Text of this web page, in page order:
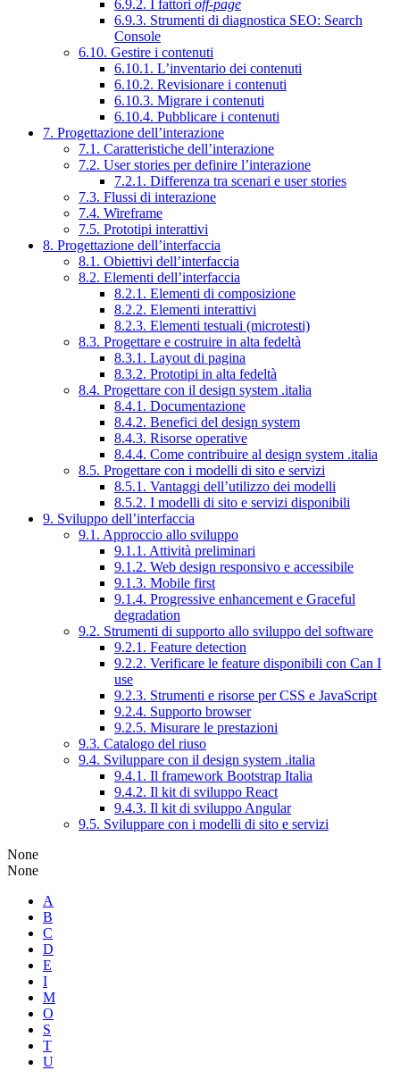
6.9.2. I fattori off-page
6.9.3. Strumenti di diagnostica SEO: Search
Console
6.10. Gestire i contenuti
6.10.1. L’inventario dei contenuti
6.10.2. Revisionare i contenuti
6.10.3. Migrare i contenuti
6.10.4. Pubblicare i contenuti
7. Progettazione dell’interazione
7.1. Caratteristiche dell’interazione
7.2. User stories per definire l’interazione
7.2.1. Differenza tra scenari e user stories
7.3. Flussi di interazione
7.4. Wireframe
7.5. Prototipi interattivi
8. Progettazione dell’interfaccia
8.1. Obiettivi dell’interfaccia
8.2. Elementi dell’interfaccia
8.2.1. Elementi di composizione
8.2.2. Elementi interattivi
8.2.3. Elementi testuali (microtesti)
8.3. Progettare e costruire in alta fedeltà
8.3.1. Layout di pagina
8.3.2. Prototipi in alta fedeltà
8.4. Progettare con il design system .italia
8.4.1. Documentazione
8.4.2. Benefici del design system
8.4.3. Risorse operative
8.4.4. Come contribuire al design system .italia
8.5. Progettare con i modelli di sito e servizi
8.5.1. Vantaggi dell’utilizzo dei modelli
8.5.2. I modelli di sito e servizi disponibili
9. Sviluppo dell’interfaccia
9.1. Approccio allo sviluppo
9.1.1. Attività preliminari
9.1.2. Web design responsivo e accessibile
9.1.3. Mobile first
9.1.4. Progressive enhancement e Graceful
degradation
9.2. Strumenti di supporto allo sviluppo del software
9.2.1. Feature detection
9.2.2. Verificare le feature disponibili con Can I
use
9.2.3. Strumenti e risorse per CSS e JavaScript
9.2.4. Supporto browser
9.2.5. Misurare le prestazioni
9.3. Catalogo del riuso
9.4. Sviluppare con il design system .italia
9.4.1. Il framework Bootstrap Italia
9.4.2. Il kit di sviluppo React
9.4.3. Il kit di sviluppo Angular
9.5. Sviluppare con i modelli di sito e servizi
None
None
A
B
C
D
E
I
M
O
S
T
U